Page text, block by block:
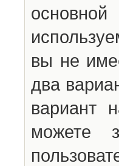
вы не
два
вариант
можете